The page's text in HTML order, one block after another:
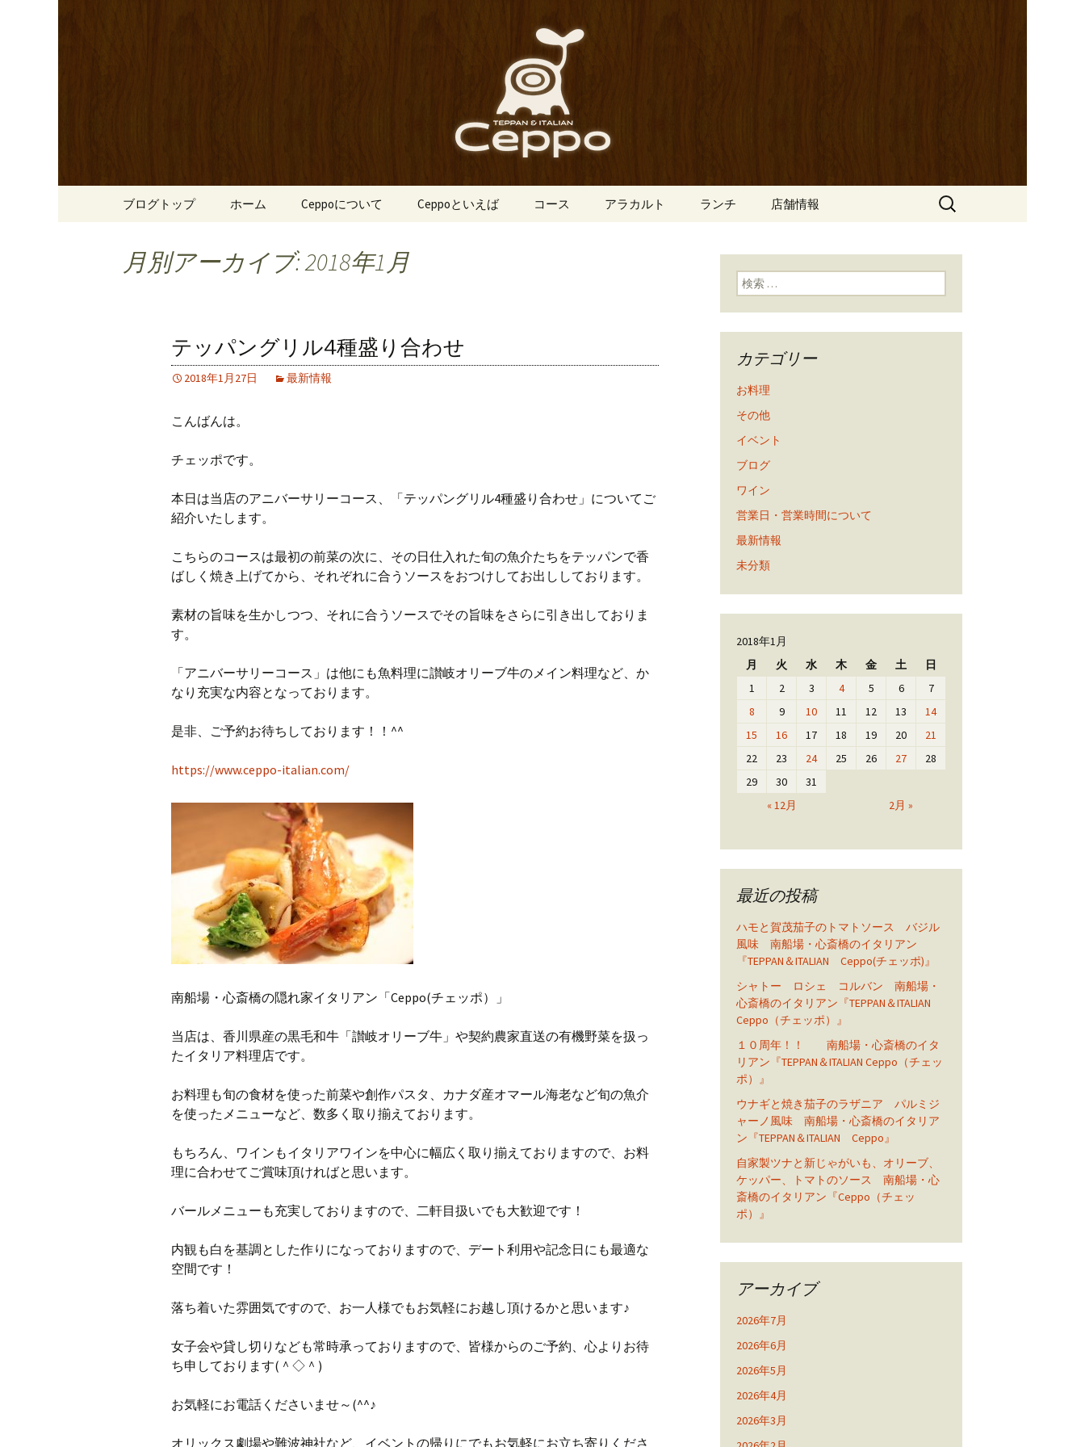
南船場・心斎橋のイタリアン
「Ceppo（チェッポ）」の公式ブログ
リーブ牛のステーキのほか、バルメニューも豊富にご用意。デートにも一人飲みのお客様にもぴった
コンテンツへ移動
ブログトップ ホーム Ceppoについて Ceppoといえば コース アラカルト ランチ 店舗情報
検
月別アーカイブ: 2018年1月
テッパングリル4種盛り合わせ
2018年1月27日 最新情報
こんばんは。
チェッポです。
本日は当店のアニバーサリーコース、「テッパングリル4種盛り合わせ」についてご
紹介いたします。
こちらのコースは最初の前菜の次に、その日仕入れた旬の魚介たちをテッパンで香
ばしく焼き上げてから、それぞれに合うソースをおつけしてお出ししております。
素材の旨味を生かしつつ、それに合うソースでその旨味をさらに引き出しておりま
す。
「アニバーサリーコース」は他にも魚料理に讃岐オリーブ牛のメイン料理など、か
なり充実な内容となっております。
是非、ご予約お待ちしております！！^^
https://www.ceppo-italian.com/
南船場・心斎橋の隠れ家イタリアン「Ceppo(チェッポ）」
当店は、香川県産の黒毛和牛「讃岐オリーブ牛」や契約農家直送の有機野菜を扱っ
たイタリア料理店です。
お料理も旬の食材を使った前菜や創作パスタ、カナダ産オマール海老など旬の魚介
を使ったメニューなど、数多く取り揃えております。
もちろん、ワインもイタリアワインを中心に幅広く取り揃えておりますので、お料
理に合わせてご賞味頂ければと思います。
バールメニューも充実しておりますので、二軒目扱いでも大歓迎です！
内観も白を基調とした作りになっておりますので、デート利用や記念日にも最適な
空間です！
落ち着いた雰囲気ですので、お一人様でもお気軽にお越し頂けるかと思います♪
女子会や貸し切りなども常時承っておりますので、皆様からのご予約、心よりお待
ち申しております(＾◇＾)
お気軽にお電話くださいませ～(^^♪
オリックス劇場や難波神社など、イベントの帰りにでもお気軽にお立ち寄りくださ
検索:
カテゴリー
お料理
その他
イベント
ブログ
ワイン
営業日・営業時間について
最新情報
未分類
2018年1月
月
火 水 木 金 土 日
« 12月 2月 »
1 2 3 4 5 6
7
8
9 10 11 12 13
14
15
16 17 18 19 20
21
22
23 24 25 26 27
28
29
30 31
最近の投稿
ハモと賀茂茄子のトマトソース バジル
風味 南船場・心斎橋のイタリアン
『TEPPAN＆ITALIAN Ceppo(チェッポ)』
シャトー ロシェ コルバン 南船場・
心斎橋のイタリアン『TEPPAN＆ITALIAN
Ceppo（チェッポ）』
１０周年！！ 南船場・心斎橋のイタ
リアン『TEPPAN＆ITALIAN Ceppo（チェッ
ポ）』
ウナギと焼き茄子のラザニア パルミジ
ャーノ風味 南船場・心斎橋のイタリア
ン『TEPPAN＆ITALIAN Ceppo』
自家製ツナと新じゃがいも、オリーブ、
ケッパー、トマトのソース 南船場・心
斎橋のイタリアン『Ceppo（チェッ
ポ）』
アーカイブ
2026年7月
2026年6月
2026年5月
2026年4月
2026年3月